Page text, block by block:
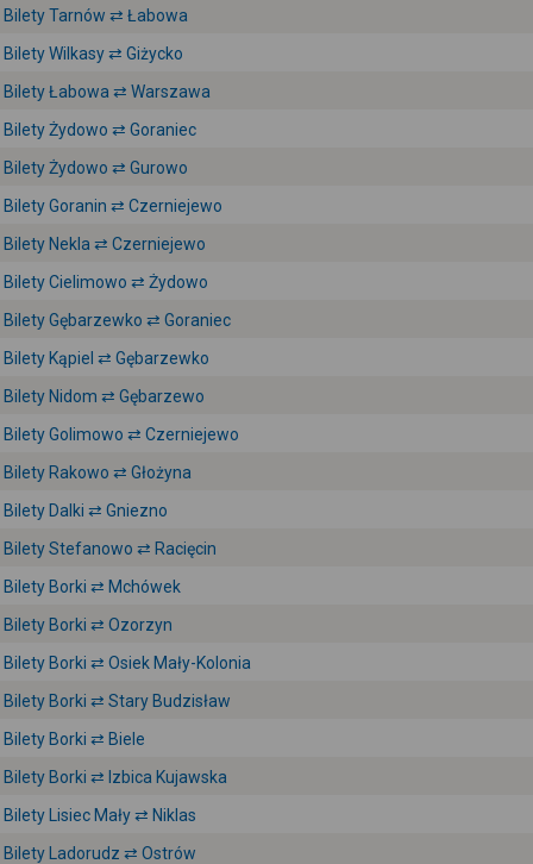
Bilety Tarnów ⇄ Łabowa
Bilety Wilkasy ⇄ Giżycko
Bilety Łabowa ⇄ Warszawa
Bilety Żydowo ⇄ Goraniec
Bilety Żydowo ⇄ Gurowo
Bilety Goranin ⇄ Czerniejewo
Bilety Nekla ⇄ Czerniejewo
Bilety Cielimowo ⇄ Żydowo
Bilety Gębarzewko ⇄ Goraniec
Bilety Kąpiel ⇄ Gębarzewko
Bilety Nidom ⇄ Gębarzewo
Bilety Golimowo ⇄ Czerniejewo
Bilety Rakowo ⇄ Głożyna
Bilety Dalki ⇄ Gniezno
Bilety Stefanowo ⇄ Racięcin
Bilety Borki ⇄ Mchówek
Bilety Borki ⇄ Ozorzyn
Bilety Borki ⇄ Osiek Mały-Kolonia
Bilety Borki ⇄ Stary Budzisław
Bilety Borki ⇄ Biele
Bilety Borki ⇄ Izbica Kujawska
Bilety Lisiec Mały ⇄ Niklas
Bilety Ladorudz ⇄ Ostrów